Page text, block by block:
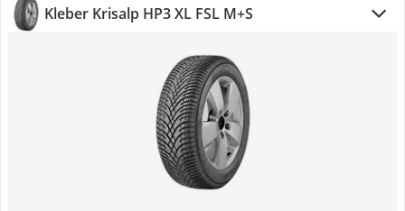
Kleber Krisalp HP3 XL FSL M+S